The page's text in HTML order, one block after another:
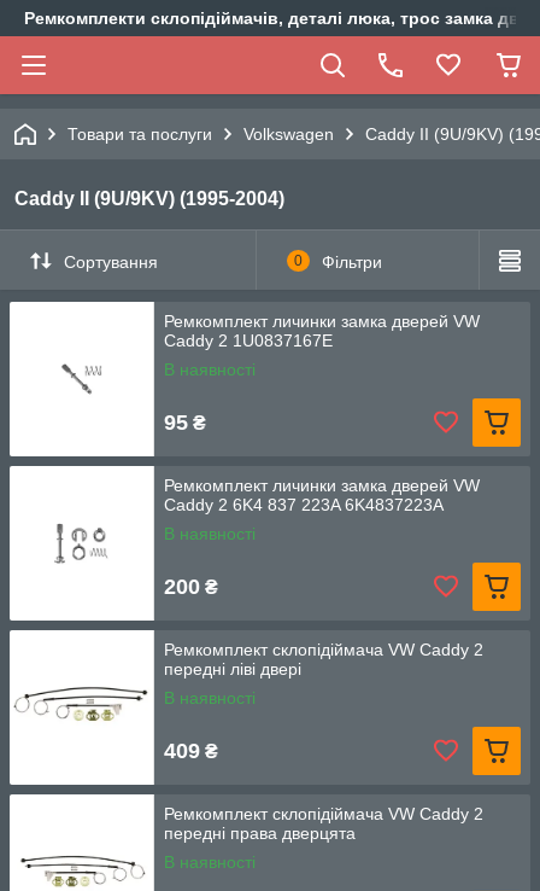
Ремкомплекти склопідіймачів, деталі люка, трос замка
Товари та послуги Volkswagen Caddy II (9U/9KV)
Caddy II (9U/9KV) (1995-2004)
Сортування 0 Фільтри
Ремкомплект личинки замка дверей VW
Caddy 2 1U0837167E
В наявності
95 ₴
Ремкомплект личинки замка дверей VW
Caddy 2 6K4 837 223A 6K4837223A
В наявності
200 ₴
Ремкомплект склопідіймача VW Caddy 2
передні ліві двері
В наявності
409 ₴
Ремкомплект склопідіймача VW Caddy 2
передні права дверцята
В наявності